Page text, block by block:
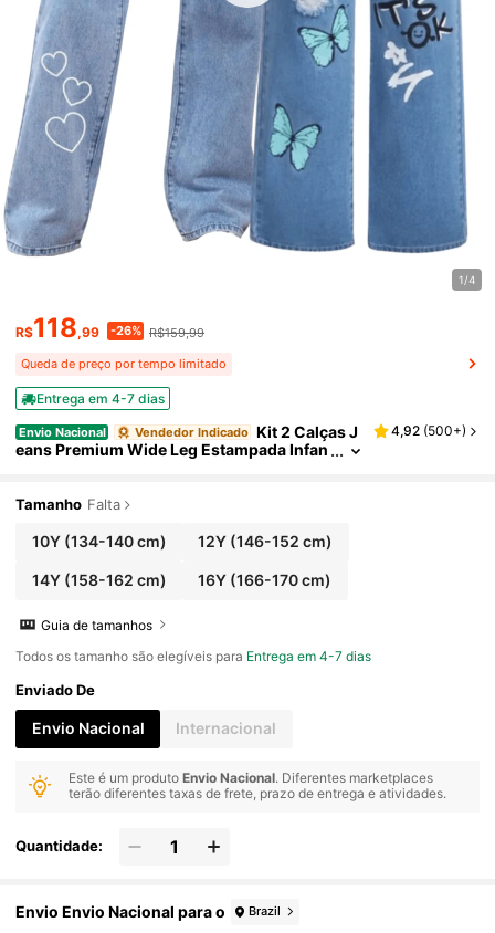
1/4
R$118,99 -26% R$159,99
Queda de preço por tempo limitado
Entrega em 4-7 dias
Envio Nacional Vendedor Indicado Kit 2 Calças J
eans Premium Wide Leg Estampada Infan
4,92 (500+)
Tamanho Falta
10Y(134-140 cm) 12Y (146-152 cm)
14Y(158-162 cm) 16Y (166-170 cm)
Guia de tamanhos
Todos os tamanho são elegíveis para Entrega em 4-7 dias
Enviado De
Envio Nacional Internacional
Este é um produtoEnvio Nacional. Diferentes marketplaces
terão diferentes taxas de frete, prazo de entrega e atividades.
Quantidade:
Envio Envio Nacional para o Brazil